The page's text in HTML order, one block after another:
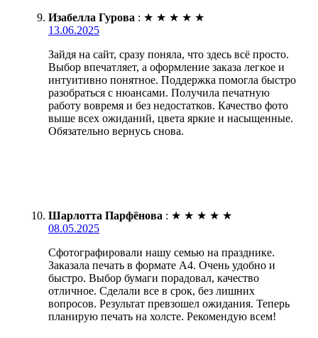
Изабелла Гурова : ★ ★ ★ ★ ★
13.06.2025
Зайдя на сайт, сразу поняла, что здесь всё просто.
Выбор впечатляет, а оформление заказа легкое и
интуитивно понятное. Поддержка помогла быстро
разобраться с нюансами. Получила печатную
работу вовремя и без недостатков. Качество фото
выше всех ожиданий, цвета яркие и насыщенные.
Обязательно вернусь снова.
Шарлотта Парфёнова : ★ ★ ★ ★ ★
08.05.2025
Сфотографировали нашу семью на празднике.
Заказала печать в формате А4. Очень удобно и
быстро. Выбор бумаги порадовал, качество
отличное. Сделали все в срок, без лишних
вопросов. Результат превзошел ожидания. Теперь
планирую печать на холсте. Рекомендую всем!